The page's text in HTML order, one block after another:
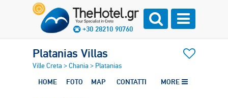
+30 28210 90760
Platanias Villas
Ville Creta >Chania > Platanias
HOME FOTO MAP CONTATTI MORE